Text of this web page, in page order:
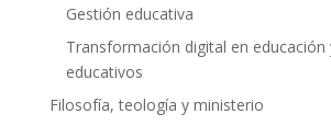
Gestión educativa
Transformación digital en educación
educativos
Filosofía, teología y ministerio